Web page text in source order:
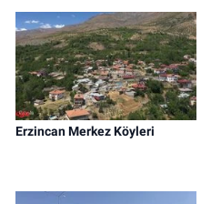
Erzincan Merkez Köyleri